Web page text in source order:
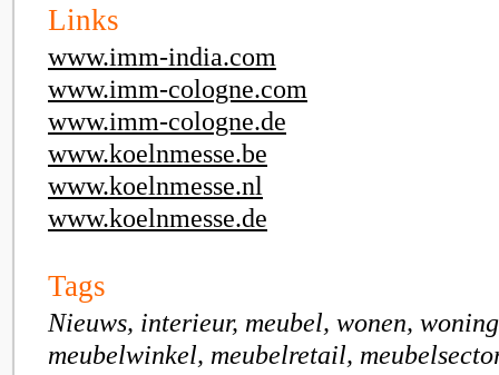
Links
www.imm-india.com
www.imm-cologne.com
www.imm-cologne.de
www.koelnmesse.be
www.koelnmesse.nl
www.koelnmesse.de
Tags
Nieuws, interieur, meubel, wonen,
meubelwinkel, meubelretail,